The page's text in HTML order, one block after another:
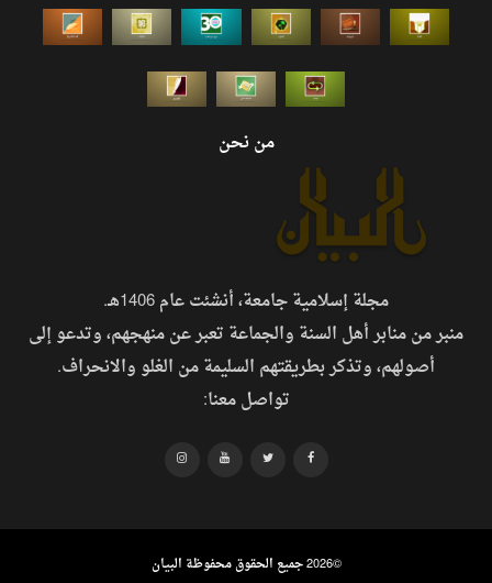
من نحن
مجلة إسلامية جامعة، أنشئت عام 1406هـ.
منبر من منابر أهل السنة والجماعة تعبر عن منهجهم، وتدعو إلى
أصولهم، وتذكر بطريقتهم السليمة من الغلو والانحراف.
تواصل معنا:
©2026 جميع الحقوق محفوظة البيان